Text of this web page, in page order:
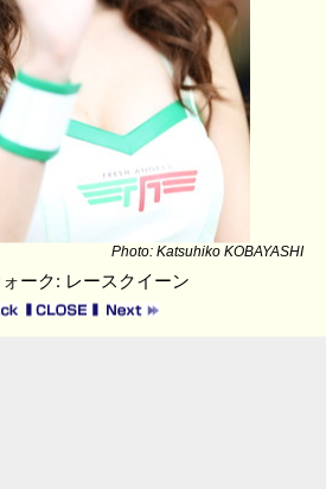
Photo: Katsuhiko KOBAYASHI
ーク: レースクイーン